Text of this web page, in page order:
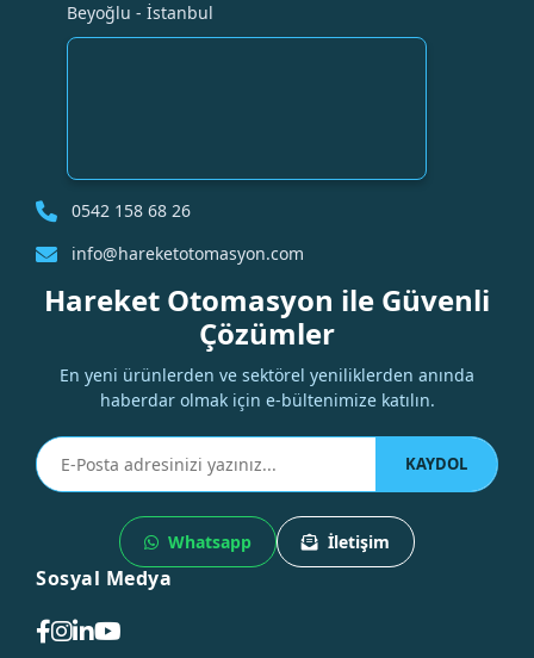
Beyoğlu - İstanbul
0542 158 68 26
info@hareketotomasyon.com
Hareket Otomasyon ile Güvenli
Çözümler
En yeni ürünlerden ve sektörel yeniliklerden anında
haberdar olmak için e-bültenimize katılın.
KAYDOL
Whatsapp İletişim
Sosyal Medya